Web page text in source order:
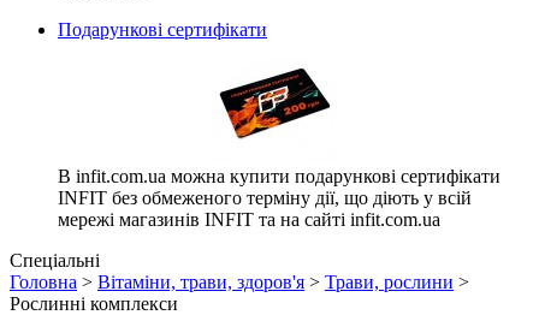
Подарункові сертифікати
В infit.com.ua можна купити подарункові сертифікати
INFIT без обмеженого терміну дії, що діють у всій
мережі магазинів INFIT та на сайті infit.com.ua
Спеціальні
Головна > Вітаміни, трави, здоров'я > Трави, рослини >
Рослинні комплекси